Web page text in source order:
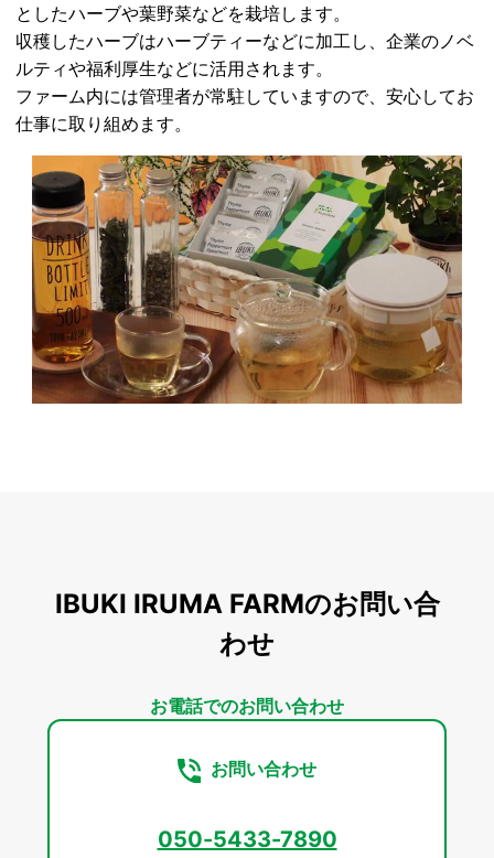
としたハーブや葉野菜などを栽培します。
収穫したハーブはハーブティーなどに加工し、企業のノベ
ルティや福利厚生などに活用されます。
ファーム内には管理者が常駐していますので、安心してお
仕事に取り組めます。
IBUKI IRUMA FARMのお問い合
わせ
お電話でのお問い合わせ
お問い合わせ
050-5433-7890